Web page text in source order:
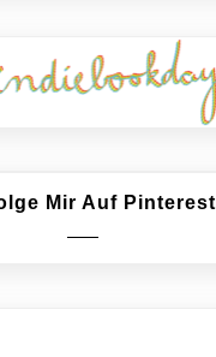
Mir Auf Pinterest